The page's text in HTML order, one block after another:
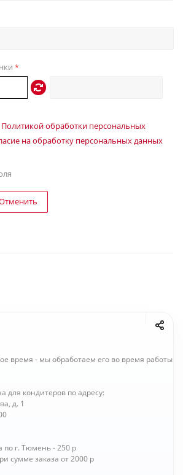
*
Политикой обработки персональных
на обработку персональных данных
время - мы обработаем его во время работы
для кондитеров по адресу:
д. 1
по г. Тюмень - 250 р
сумме заказа от 2000 р